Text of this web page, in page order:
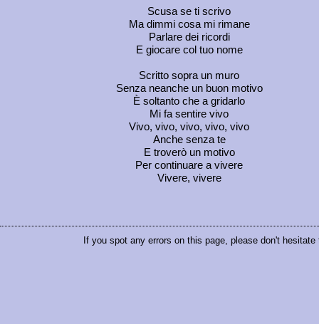
Scusa se ti scrivo
Ma dimmi cosa mi rimane
Parlare dei ricordi
E giocare col tuo nome
Scritto sopra un muro
Senza neanche un buon motivo
È soltanto che a gridarlo
Mi fa sentire vivo
Vivo, vivo, vivo, vivo, vivo
Anche senza te
E troverò un motivo
Per continuare a vivere
Vivere, vivere
If you spot any errors on this page, please don't